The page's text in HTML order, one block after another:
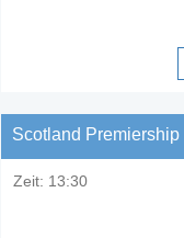
Scotland Premiership
Zeit: 13:30